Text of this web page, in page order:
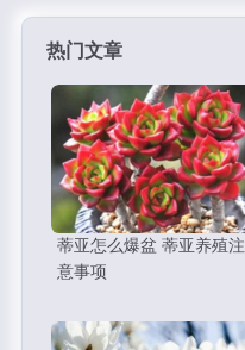
热门文章
蒂亚怎么爆盆 蒂亚养殖注
意事项